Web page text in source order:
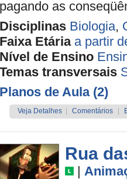
pagando as
Disciplinas Biologia,
Faixa Etária a partir
Nível de Ensino
Temas transversais
Planos de Aula (2)
Veja Detalhes Comentários
Rua
|